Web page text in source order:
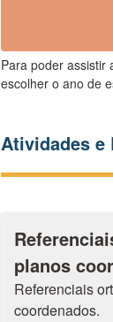
Para poder assistir
escolher o ano de
Atividades e
planos
Referenciais
coordenados.